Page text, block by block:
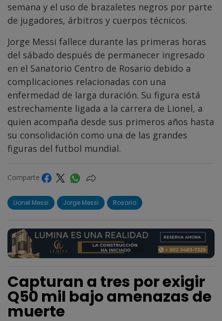
semana y el uso de brazaletes negros por parte
de jugadores, árbitros y cuerpos técnicos.
Jorge Messi fallece durante las primeras horas
del sábado después de permanecer ingresado
en el Sanatorio Centro de Rosario debido a
complicaciones relacionadas con una
enfermedad de larga duración. Su figura está
estrechamente ligada a la carrera de Lionel, a
quien acompaña desde sus primeros años hasta
su consolidación como una de las grandes
figuras del futbol mundial.
Comparte
Lionel Messi Jorge Messi Rosario
Capturan a tres por exigir
Q50 mil bajo amenazas de
muerte